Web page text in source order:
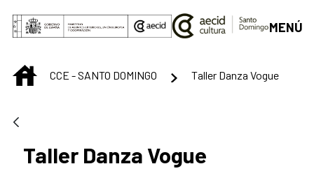
Saltar al contenido principal
MENÚ
INICIOCCE - SANTO DOMINGO Taller Danza Vogue
Taller Danza Vogue